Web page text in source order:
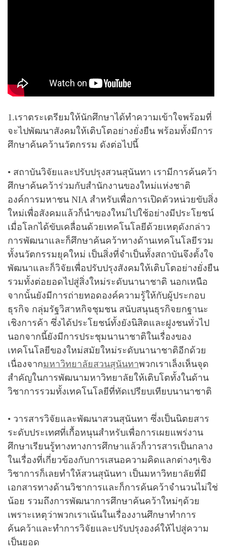
1.เราตระเตรียมให้นักศึกษาได้ทำความเข้าใจพร้อมที่
จะไปพัฒนาสังคมให้เติบโตอย่างยั่งยืน พร้อมทั้งมีการ
ศึกษาค้นคว้านวัตกรรม ดังต่อไปนี้
• สถาบันวิจัยและปรับปรุงสวนสุนันทา เรามีการค้นคว้า
ศึกษาค้นคว้าร่วมกับสำนักงานของใหม่แห่งชาติ
องค์การมหาชน NIA สำหรับเพื่อการเปิดตัวหน่วยขับสิ่ง
ใหม่เพื่อสังคมแล้วก็นำของใหม่ไปใช้อย่างมีประโยชน์
เมื่อโลกได้ขับเคลื่อนด้วยเทคโนโลยีด้วยเหตุดังกล่าว
การพัฒนาและก็ศึกษาค้นคว้าทางด้านเทคโนโลยีรวม
ทั้งนวัตกรรมยุคใหม่ เป็นสิ่งที่จำเป็นทั้งสถาบันจึงตั้งใจ
พัฒนาและก็วิจัยเพื่อปรับปรุงสังคมให้เติบโตอย่างยั่งยืน
รวมทั้งต่อยอดไปสู่สิ่งใหม่ระดับนานาชาติ นอกเหนือ
จากนั้นยังมีการถ่ายทอดองค์ความรู้ให้กับผู้ประกอบ
ธุรกิจ กลุ่มรัฐวิสาหกิจชุมชน สนับสนุนธุรกิจยกฐานะ
เชิงการค้า ซึ่งได้ประโยชน์ทั้งยังนิสิตและฝูงชนทั่วไป
นอกจากนี้ยังมีการประชุมนานาชาติในเรื่องของ
เทคโนโลยีของใหม่สมัยใหม่ระดับนานาชาติอีกด้วย
เนื่องจากมหาวิทยาลัยสวนสุนันทาพวกเราเล็งเห็นจุด
สำคัญในการพัฒนามหาวิทยาลัยให้เติบโตทั้งในด้าน
วิชาการรวมทั้งเทคโนโลยีที่ทัดเปรียบเทียบนานาชาติ
• วารสารวิจัยและพัฒนาสวนสุนันทา ซึ่งเป็นนิตยสาร
ระดับประเทศที่เกื้อหนุนสำหรับเพื่อการเผยแพร่งาน
ศึกษาเรียนรู้ทางทางการศึกษาแล้วก็วารสารเป็นกลาง
ในเรื่องที่เกี่ยวข้องกับการเสนอความคิดแลกต่างๆเชิง
วิชาการก็เลยทำให้สวนสุนันทา เป็นมหาวิทยาลัยที่มี
เอกสารทางด้านวิชาการและก็การค้นคว้าจำนวนไม่ใช่
น้อย รวมถึงการพัฒนาการศึกษาค้นคว้าใหม่ๆด้วย
เพราะเหตุว่าพวกเราเน้นในเรื่องงานศึกษาทำการ
ค้นคว้าและทำการวิจัยและปรับปรุงองค์ให้ไปสู่ความ
เป็นยอด